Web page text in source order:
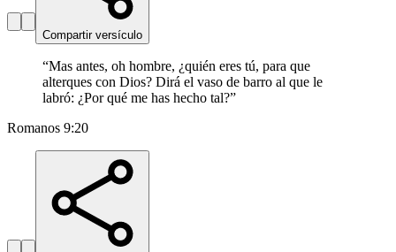
Compartir versículo
“Mas antes, oh hombre, ¿quién eres tú, para que
alterques con Dios? Dirá el vaso de barro al que le
labró: ¿Por qué me has hecho tal?”
Romanos 9:20